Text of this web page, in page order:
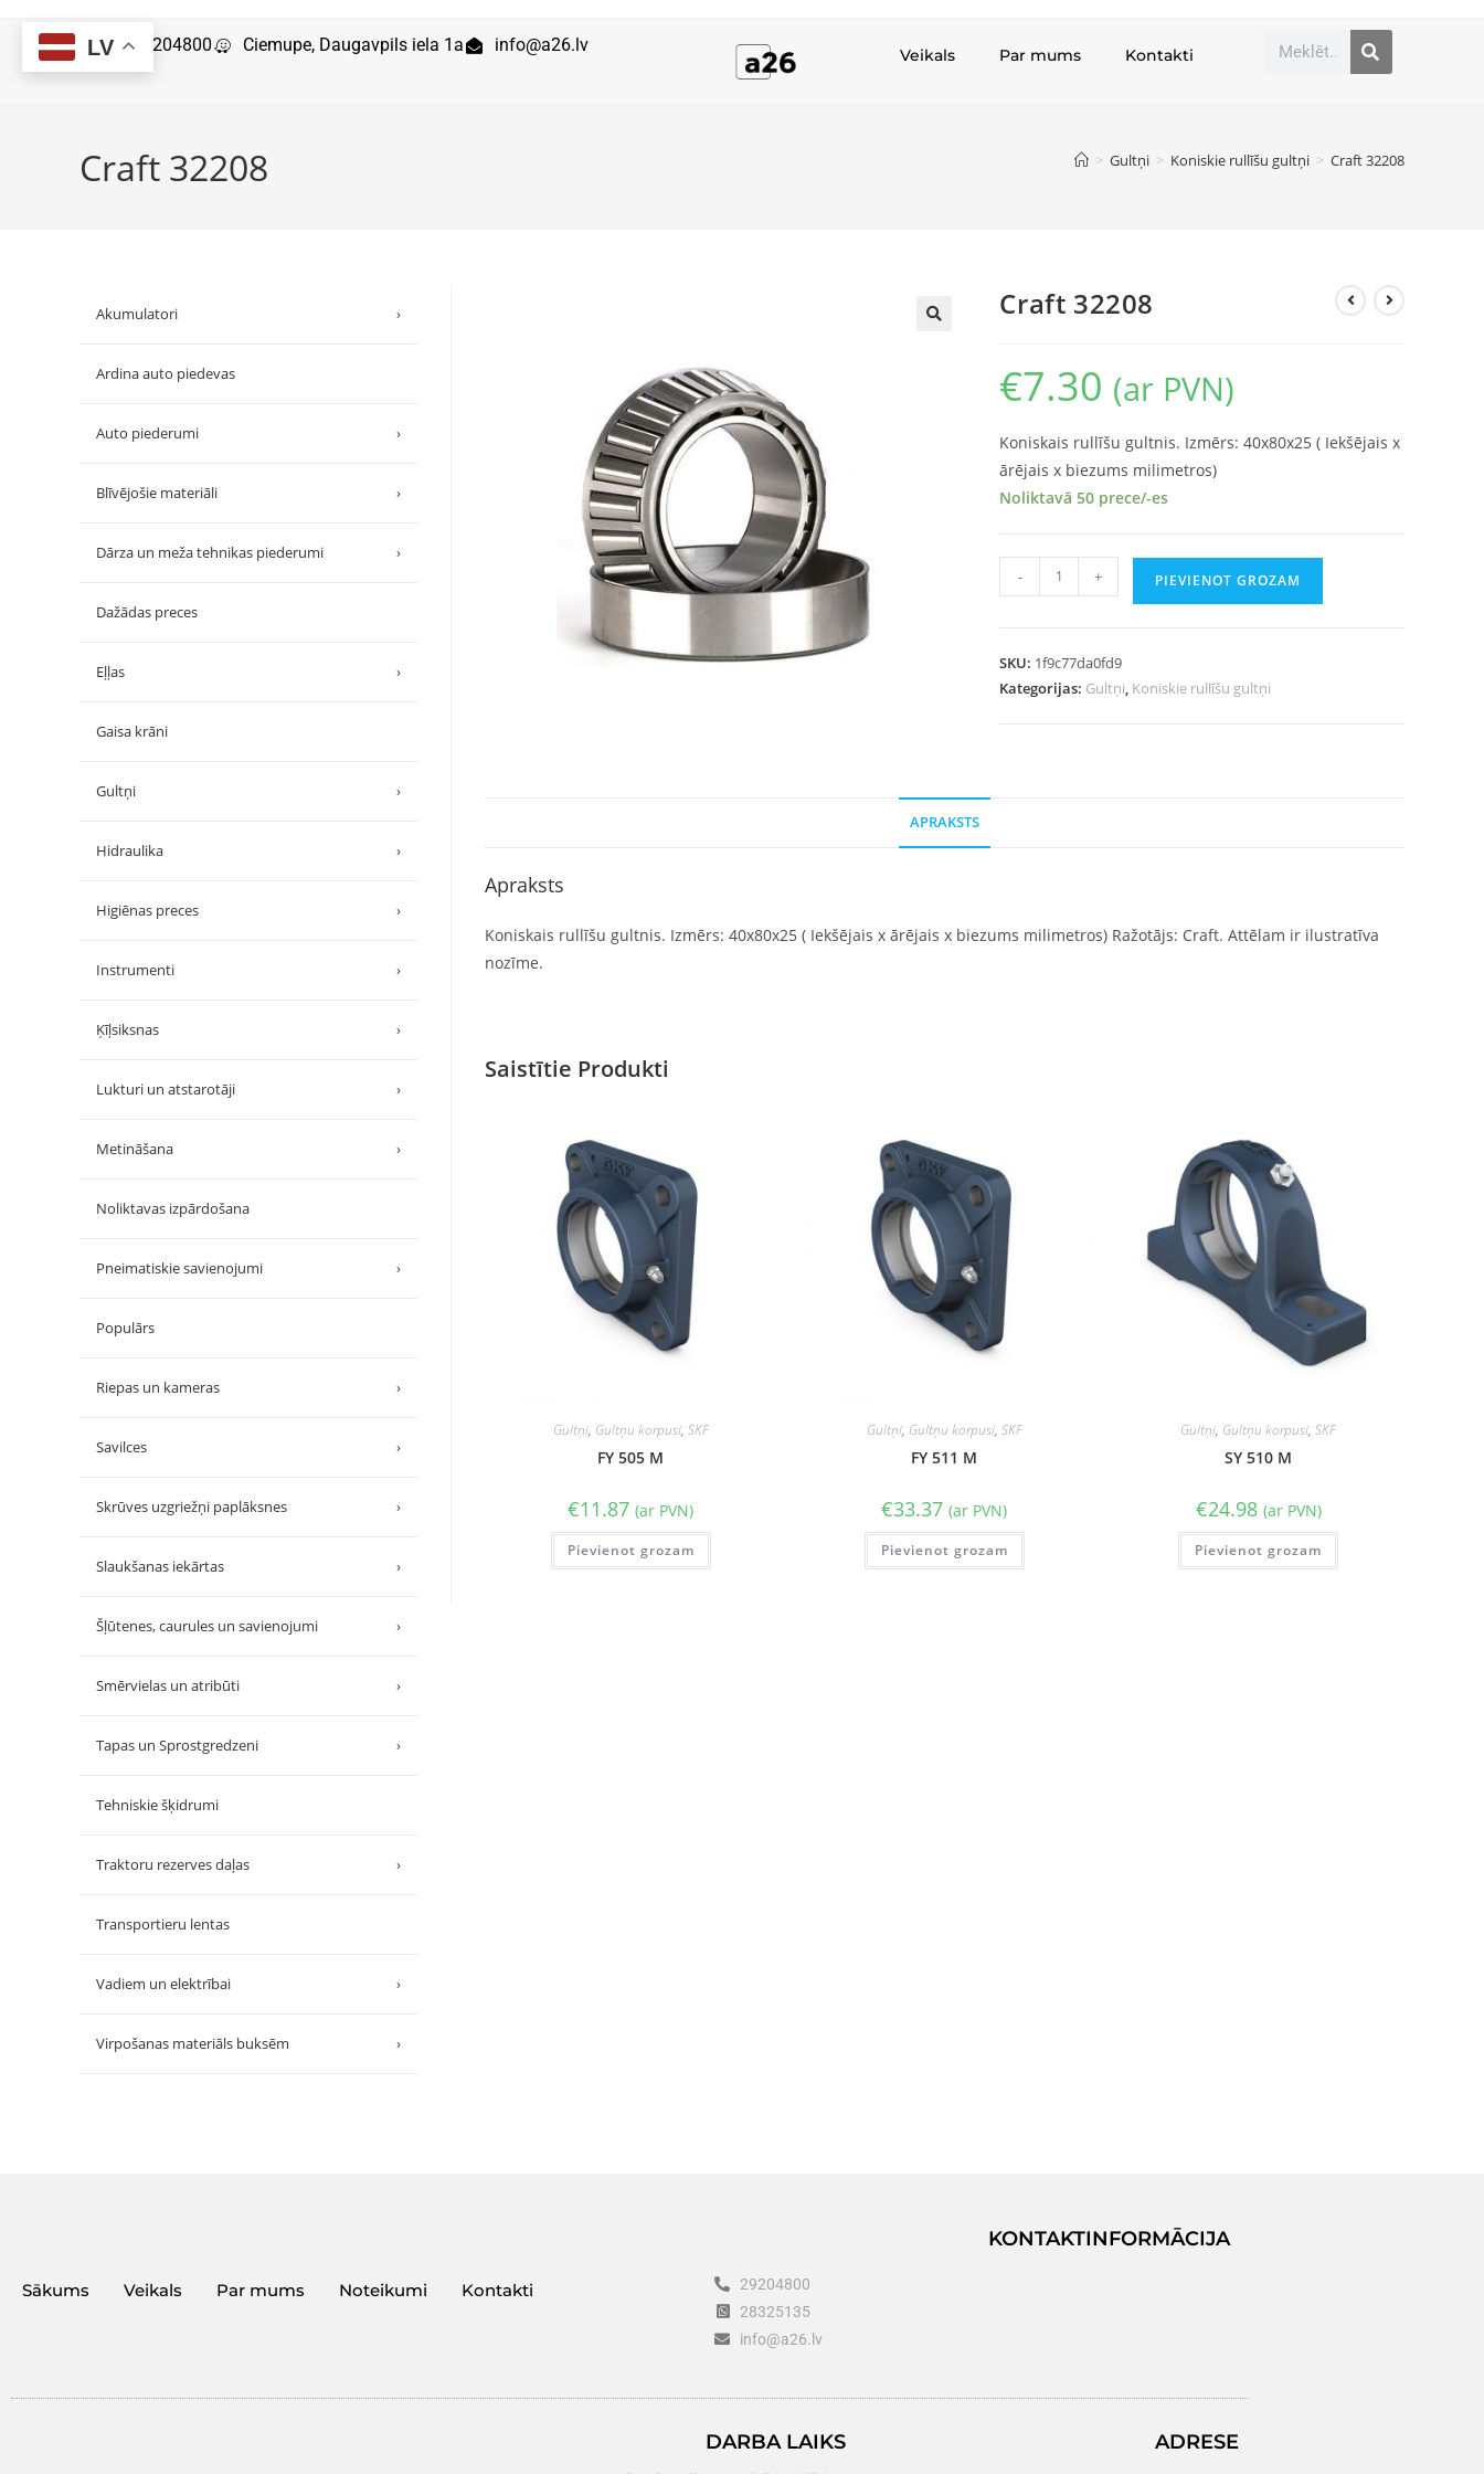
29204800 Ciemupe, Daugavpils iela 1a info@a26.lv Veikals Par mums Kontakti
Craft 32208 > Gultņi > Koniskie rullīšu gultņi > Craft 32208
Craft 32208
€7.30 (ar PVN)
Koniskais rullīšu gultnis. Izmērs: 40x80x25 ( Iekšējais x
ārējais x biezums milimetros)
Noliktavā 50 prece/-es
- + PIEVIENOT GROZAM
SKU: 1f9c77da0fd9
Kategorijas: Gultņi, Koniskie rullīšu gultņi
APRAKSTS
Apraksts
Koniskais rullīšu gultnis. Izmērs: 40x80x25 ( Iekšējais x ārējais x biezums milimetros) Ražotājs: Craft. Attēlam ir ilustratīva
nozīme.
Saistītie Produkti
Gultņi, Gultņu korpusi, SKF
FY 505 M
€11.87 (ar PVN)
Pievienot grozam
Gultņi, Gultņu korpusi, SKF
FY 511 M
€33.37 (ar PVN)
Pievienot grozam
Gultņi, Gultņu korpusi,SKF
SY 510 M
€24.98 (ar PVN)
Pievienot grozam
Akumulatori ›
Ardina auto piedevas
Auto piederumi ›
Blīvējošie materiāli ›
Dārza un meža tehnikas piederumi ›
Dažādas preces
Eļļas ›
Gaisa krāni
Gultņi ›
Hidraulika ›
Higiēnas preces ›
Instrumenti ›
Ķīļsiksnas ›
Lukturi un atstarotāji ›
Metināšana ›
Noliktavas izpārdošana
Pneimatiskie savienojumi ›
Populārs
Riepas un kameras ›
Savilces ›
Skrūves uzgriežņi paplāksnes ›
Slaukšanas iekārtas ›
Šļūtenes, caurules un savienojumi ›
Smērvielas un atribūti ›
Tapas un Sprostgredzeni ›
Tehniskie šķidrumi
Traktoru rezerves daļas ›
Transportieru lentas
Vadiem un elektrībai ›
Virpošanas materiāls buksēm ›
Sākums Veikals Par mums Noteikumi Kontakti
KONTAKTINFORMĀCIJA
29204800
28325135
info@a26.lv
DARBA LAIKS ADRESE
LV